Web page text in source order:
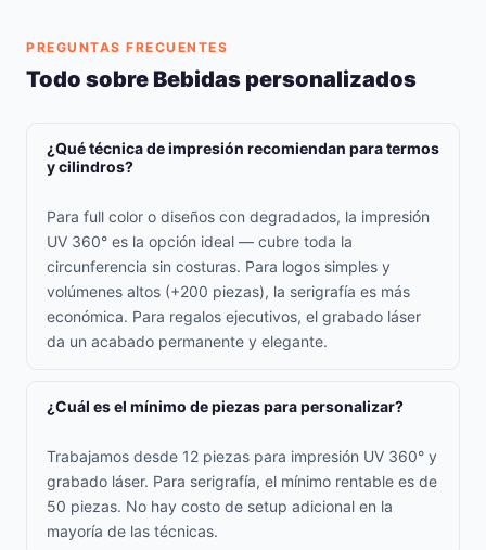
PREGUNTAS FRECUENTES
Todo sobre Bebidas personalizados
¿Qué técnica de impresión recomiendan para termos
y cilindros?
Para full color o diseños con degradados, la impresión
UV 360° es la opción ideal — cubre toda la
circunferencia sin costuras. Para logos simples y
volúmenes altos (+200 piezas), la serigrafía es más
económica. Para regalos ejecutivos, el grabado láser
da un acabado permanente y elegante.
¿Cuál es el mínimo de piezas para personalizar?
Trabajamos desde 12 piezas para impresión UV 360° y
grabado láser. Para serigrafía, el mínimo rentable es de
50 piezas. No hay costo de setup adicional en la
mayoría de las técnicas.